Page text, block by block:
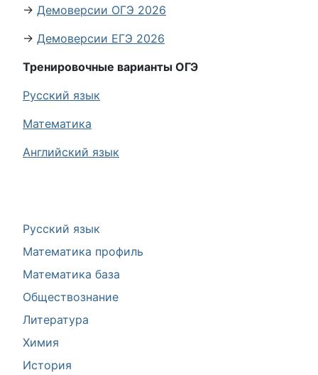
Русский язык
Математика профиль
Математика база
Обществознание
Литература
Химия
История
→ Демоверсии ОГЭ 2026
→ Демоверсии ЕГЭ 2026
Тренировочные варианты ОГЭ
Русский язык
Математика
Английский язык